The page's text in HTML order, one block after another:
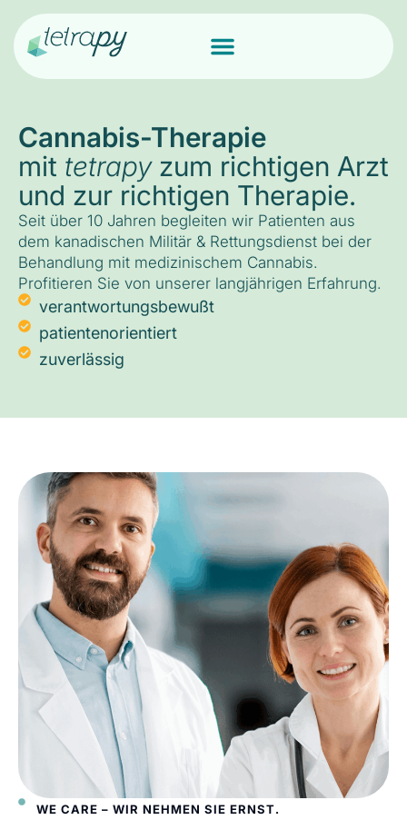
Cannabis-Therapie
mit tetrapyzum richtigen Arzt
und zur richtigen Therapie.
Seit über 10 Jahren begleiten wir Patienten aus
dem kanadischen Militär & Rettungsdienst bei der
Behandlung mit medizinischem Cannabis.
Profitieren Sie von unserer langjährigen Erfahrung.
verantwortungsbewußt
patientenorientiert
zuverlässig
WE CARE – WIR NEHMEN SIE ERNST.